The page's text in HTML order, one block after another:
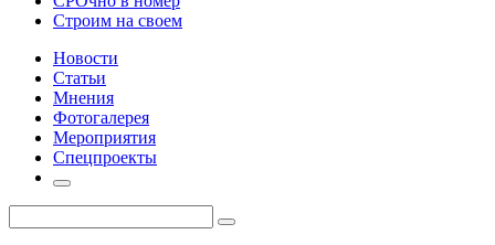
Строим на своем
Новости
Статьи
Мнения
Фотогалерея
Мероприятия
Спецпроекты